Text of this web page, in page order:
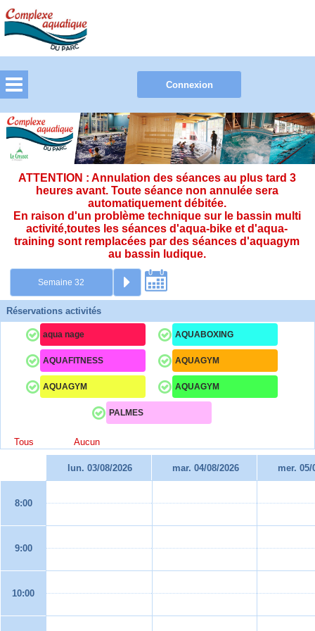
ATTENTION : Annulation des séances au plus tard 3
heures avant. Toute séance non annulée sera
automatiquement débitée.
En raison d'un problème technique sur le bassin multi
activité,toutes les séances d'aqua-bike et d'aqua-
training sont remplacées par des séances d'aquagym
au bassin ludique.
Réservations activités
aqua nage AQUABOXING
AQUAFITNESS AQUAGYM
AQUAGYM AQUAGYM
PALMES
Tous Aucun
lun. 03/08/2026 mar. 04/08/2026 mer. 05/
8:00
9:00
10:00